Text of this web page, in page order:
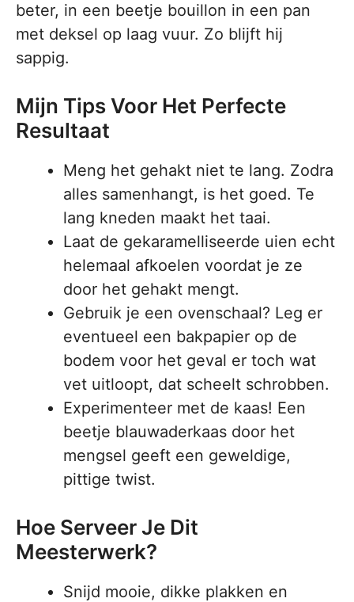
beter, in een beetje bouillon in een pan
met deksel op laag vuur. Zo blijft hij
sappig.
Mijn Tips Voor Het Perfecte
Resultaat
Meng het gehakt niet te lang. Zodra
alles samenhangt, is het goed. Te
lang kneden maakt het taai.
Laat de gekaramelliseerde uien echt
helemaal afkoelen voordat je ze
door het gehakt mengt.
Gebruik je een ovenschaal? Leg er
eventueel een bakpapier op de
bodem voor het geval er toch wat
vet uitloopt, dat scheelt schrobben.
Experimenteer met de kaas! Een
beetje blauwaderkaas door het
mengsel geeft een geweldige,
pittige twist.
Hoe Serveer Je Dit
Meesterwerk?
Snijd mooie, dikke plakken en